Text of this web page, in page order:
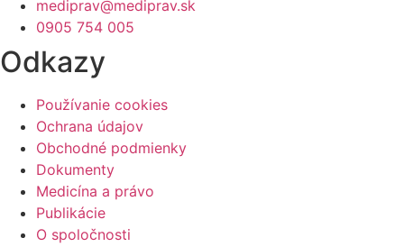
mediprav@mediprav.sk
0905 754 005
Odkazy
Používanie cookies
Ochrana údajov
Obchodné podmienky
Dokumenty
Medicína a právo
Publikácie
O spoločnosti